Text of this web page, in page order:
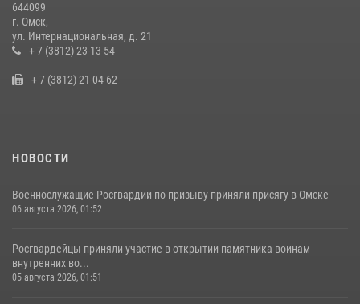
Росгвардия подвела итоги добровольной сдачи оружия в Омской
области
644099
г. Омск,
ул. Интернациональная, д. 21
+ 7 (3812) 23-13-54
+ 7 (3812) 21-04-62
НОВОСТИ
Военнослужащие Росгвардии по призыву приняли присягу в Омске
06 августа 2026, 01:52
Росгвардейцы приняли участие в открытии памятника воинам
внутренних во...
05 августа 2026, 01:51